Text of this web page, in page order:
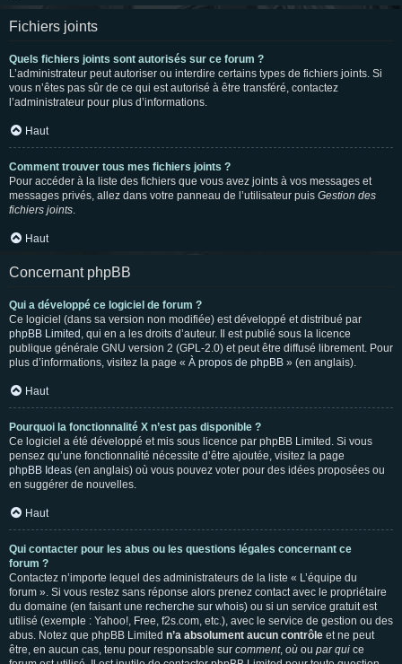
Fichiers joints
Quels fichiers joints sont autorisés sur ce forum ?
L’administrateur peut autoriser ou interdire certains types de fichiers joints. Si
vous n’êtes pas sûr de ce qui est autorisé à être transféré, contactez
l’administrateur pour plus d’informations.
Haut
Comment trouver tous mes fichiers joints ?
Pour accéder à la liste des fichiers que vous avez joints à vos messages et
messages privés, allez dans votre panneau de l’utilisateur puis Gestion des
fichiers joints.
Haut
Concernant phpBB
Qui a développé ce logiciel de forum ?
Ce logiciel (dans sa version non modifiée) est développé et distribué par
phpBB Limited , qui en a les droits d’auteur. Il est publié sous la licence
publique générale GNU version 2 (GPL-2.0) et peut être diffusé librement. Pour
plus d’informations, visitez la page « À propos de phpBB » (en anglais).
Haut
Pourquoi la fonctionnalité X n’est pas disponible ?
Ce logiciel a été développé et mis sous licence par phpBB Limited. Si vous
pensez qu’une fonctionnalité nécessite d’être ajoutée, visitez la page
phpBB Ideas (en anglais) où vous pouvez voter pour des idées proposées ou
en suggérer de nouvelles.
Haut
Qui contacter pour les abus ou les questions légales concernant ce
forum ?
Contactez n’importe lequel des administrateurs de la liste « L’équipe du
forum ». Si vous restez sans réponse alors prenez contact avec le propriétaire
du domaine (en faisant une recherche sur whois) ou si un service gratuit est
utilisé (exemple : Yahoo!, Free, f2s.com, etc.), avec le service de gestion ou des
abus. Notez que phpBB Limited n’a absolument aucun contrôle et ne peut
être, en aucun cas, tenu pour responsable sur comment, où ou par qui ce